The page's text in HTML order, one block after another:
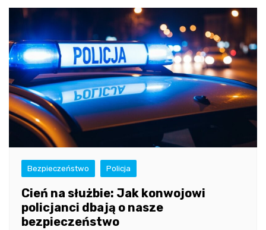
Bezpieczeństwo Policja
Cień na służbie: Jak konwojowi
policjanci dbają o nasze
bezpieczeństwo